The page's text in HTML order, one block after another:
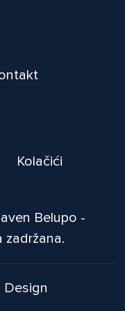
Kolačići
Belupo -
zadržana.
Design